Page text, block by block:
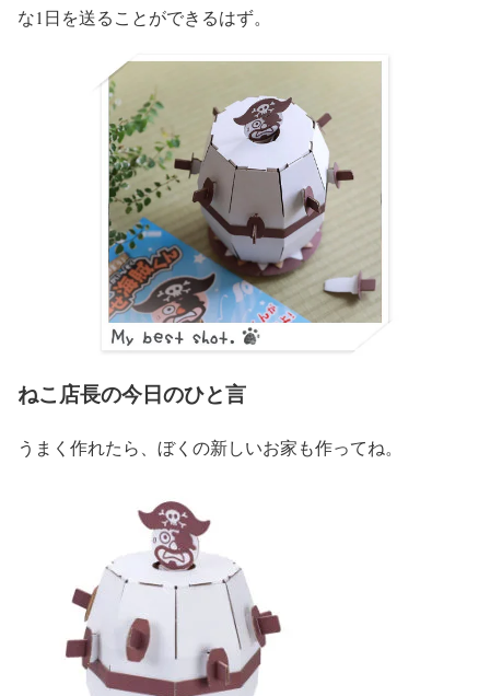
な1日を送ることができるはず。
ねこ店長の今日のひと言
うまく作れたら、ぼくの新しいお家も作ってね。